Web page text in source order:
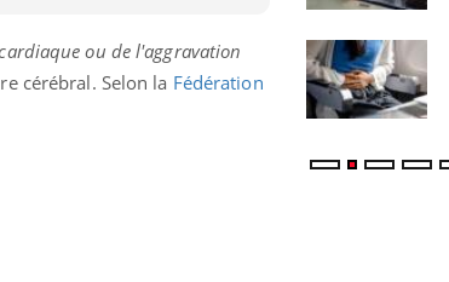
ou de l'aggravation
cérébral. Selon la Fédération
Cytomégalovirus : ce qui
change dans la prise en
charge des femmes